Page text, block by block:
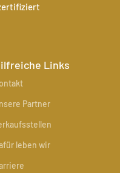
Links
Partner
leben wir